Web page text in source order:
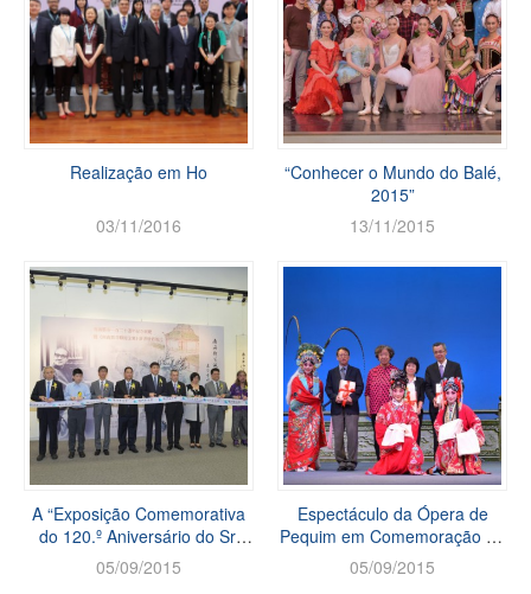
Realização em Ho
03/11/2016
“Conhecer o Mundo do Balé,
2015”
13/11/2015
A “Exposição Comemorativa
do 120.º Aniversário do Sr.
Deng Fen de Nan Hai” e
lançamento da publicaçã...
05/09/2015
Espectáculo da Ópera de
Pequim em Comemoração do
16.º Aniversário do Retorno
de Macau à Pátria
05/09/2015